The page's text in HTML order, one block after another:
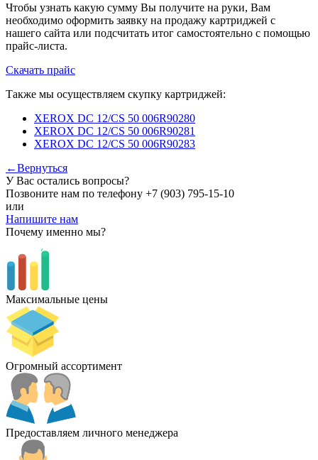
Чтобы узнать какую сумму Вы получите на руки, Вам
необходимо оформить заявку на продажу картриджей с
нашего сайта или подсчитать итог самостоятельно с помощью
прайс-листа.
Скачать прайс
Также мы осуществляем скупку картриджей:
XEROX DC 12/CS 50 006R90280
XEROX DC 12/CS 50 006R90281
XEROX DC 12/CS 50 006R90283
←Вернуться
У Вас остались вопросы?
Позвоните нам по телефону +7 (903) 795-15-10
или
Напишите нам
Почему именно мы?
Максимальные цены
Огромный ассортимент
Предоставляем личного менеджера